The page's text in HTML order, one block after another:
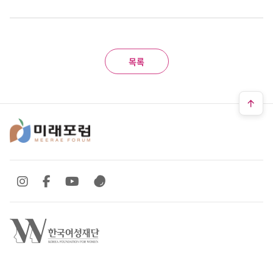
목록
SNS 바로가기
SNS 바로가기SNS 바로가기
SNS 바로가기